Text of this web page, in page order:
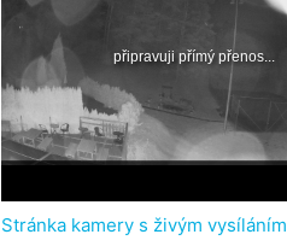
Stránka kamery s živým vysíláním